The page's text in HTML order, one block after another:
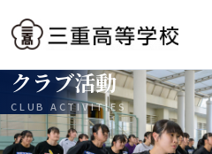
クラブ活動
CLUB ACTIVITIES